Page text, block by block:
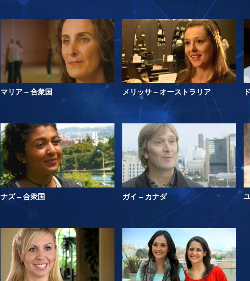
マリア – 合衆国 メリッサ – オーストラリア
ナズ – 合衆国 ガイ – カナダ